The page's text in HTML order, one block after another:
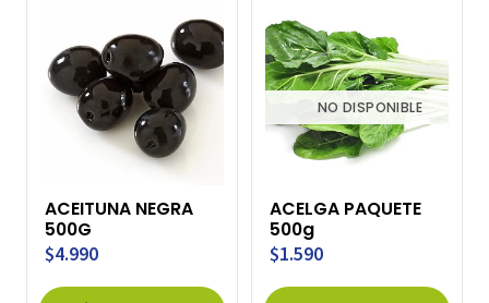
ACEITUNA NEGRA
500G
$4.990
NO DISPONIBLE
ACELGA PAQUETE
500g
$1.590